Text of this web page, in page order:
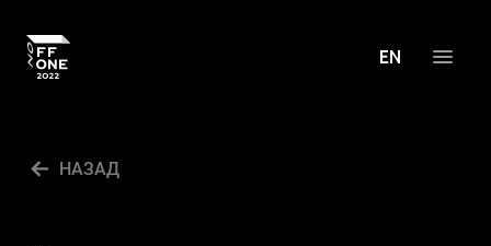
НАЗАД
ПРОГРАММА